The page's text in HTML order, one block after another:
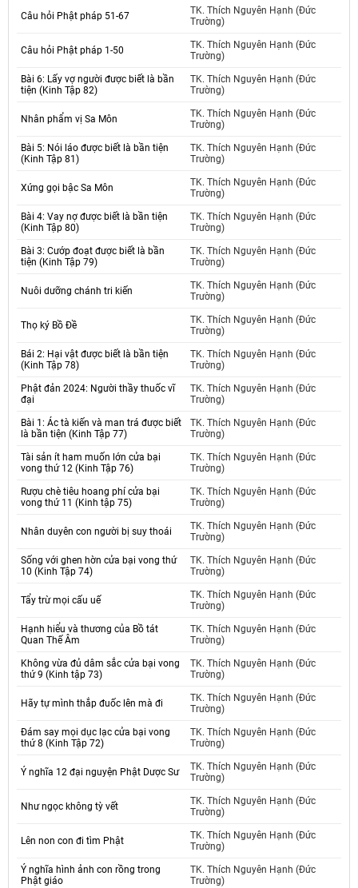
Câu hỏi Phật pháp 51-67
TK. Thích Nguyên Hạnh (Đức
Trường)
Câu hỏi Phật pháp 1-50
TK. Thích Nguyên Hạnh (Đức
Trường)
Bài 6: Lấy vợ người được biết là bần
tiện (Kinh Tập 82)
TK. Thích Nguyên Hạnh (Đức
Trường)
Nhân phẩm vị Sa Môn
TK. Thích Nguyên Hạnh (Đức
Trường)
Bài 5: Nói láo được biết là bần tiện
(Kinh Tập 81)
TK. Thích Nguyên Hạnh (Đức
Trường)
Xứng gọi bậc Sa Môn
TK. Thích Nguyên Hạnh (Đức
Trường)
Bài 4: Vay nợ được biết là bần tiện
(Kinh Tập 80)
TK. Thích Nguyên Hạnh (Đức
Trường)
Bài 3: Cướp đoạt được biết là bần
tiện (Kinh Tập 79)
TK. Thích Nguyên Hạnh (Đức
Trường)
Nuôi dưỡng chánh tri kiến
TK. Thích Nguyên Hạnh (Đức
Trường)
Thọ ký Bồ Đề
TK. Thích Nguyên Hạnh (Đức
Trường)
Bái 2: Hại vật được biết là bần tiện
(Kinh Tập 78)
TK. Thích Nguyên Hạnh (Đức
Trường)
Phật đản 2024: Người thầy thuốc vĩ
đại
TK. Thích Nguyên Hạnh (Đức
Trường)
Bài 1: Ác tà kiến và man trá được biết
là bần tiện (Kinh Tập 77)
TK. Thích Nguyên Hạnh (Đức
Trường)
Tài sản ít ham muốn lớn cửa bại
vong thứ 12 (Kinh Tập 76)
TK. Thích Nguyên Hạnh (Đức
Trường)
Rượu chè tiêu hoang phí cửa bại
vong thứ 11 (Kinh tập 75)
TK. Thích Nguyên Hạnh (Đức
Trường)
Nhân duyên con người bị suy thoái
TK. Thích Nguyên Hạnh (Đức
Trường)
Sống với ghen hờn cửa bại vong thứ
10 (Kinh Tập 74)
TK. Thích Nguyên Hạnh (Đức
Trường)
Tẩy trừ mọi cấu uế
TK. Thích Nguyên Hạnh (Đức
Trường)
Hạnh hiểu và thương của Bồ tát
Quan Thế Âm
TK. Thích Nguyên Hạnh (Đức
Trường)
Không vừa đủ dâm sắc cửa bại vong
thứ 9 (Kinh tập 73)
TK. Thích Nguyên Hạnh (Đức
Trường)
Hãy tự mình thắp đuốc lên mà đi
TK. Thích Nguyên Hạnh (Đức
Trường)
Đám say mọi dục lạc cửa bại vong
thứ 8 (Kinh Tập 72)
TK. Thích Nguyên Hạnh (Đức
Trường)
Ý nghĩa 12 đại nguyện Phật Dược Sư
TK. Thích Nguyên Hạnh (Đức
Trường)
Như ngọc không tỳ vết
TK. Thích Nguyên Hạnh (Đức
Trường)
Lên non con đi tìm Phật
TK. Thích Nguyên Hạnh (Đức
Trường)
Ý nghĩa hình ảnh con rồng trong
Phật giáo
TK. Thích Nguyên Hạnh (Đức
Trường)